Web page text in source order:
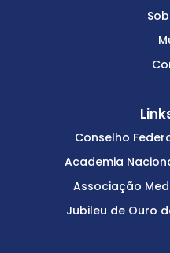
Conselho
Academia
Associação
Jubileu de Ouro